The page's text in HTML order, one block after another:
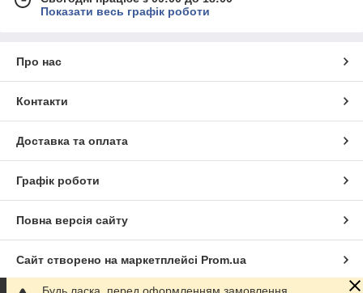
Показати весь графік роботи
Про нас
Контакти
Доставка та оплата
Графік роботи
Повна версія сайту
Сайт створено на маркетплейсі Prom.ua